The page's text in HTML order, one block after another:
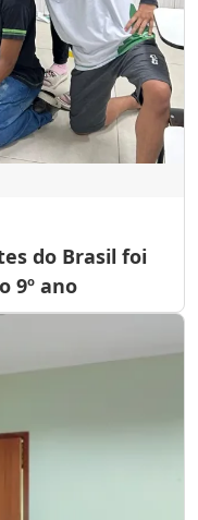
do Brasil foi
9º ano